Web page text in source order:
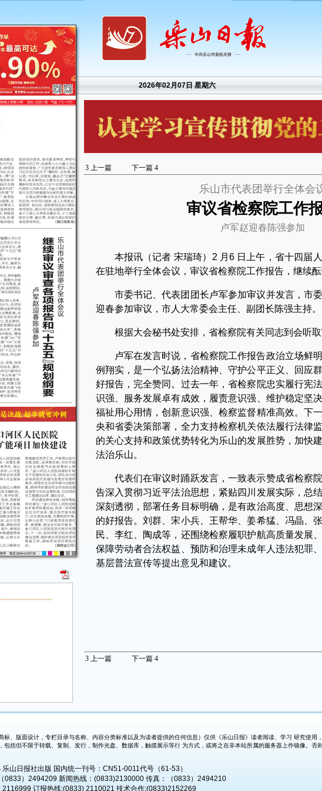
2026年02月07日 星期六
3上一篇 下一篇 4
乐山市代表团举行全体会
审议省检察院工作
卢军赵迎春陈强参加
本报讯（记者 宋瑞琦）2 月6 日上午，省十四届
在驻地举行全体会议，审议省检察院工作报告，继续酝
市委书记、代表团团长卢军参加审议并发言，市
迎春参加审议，市人大常委会主任、副团长陈强主持。
根据大会秘书处安排，省检察院有关同志到会听取
卢军在发言时说，省检察院工作报告政治立场鲜
例翔实，是一个弘扬法治精神、守护公平正义、回应
好报告，完全赞同。过去一年，省检察院忠实履行宪
识强、服务发展卓有成效，履责意识强、维护稳定坚
福祉用心用情，创新意识强、检察监督精准高效。下
央和省委决策部署，全力支持检察机关依法履行法律
的关心支持和政策优势转化为乐山的发展胜势，加快
法治乐山。
代表们在审议时踊跃发言，一致表示赞成省检察
告深入贯彻习近平法治思想，紧贴四川发展实际，总
深刻透彻，部署任务目标明确，是有政治高度、思想
的好报告。刘群、宋小兵、王帮华、姜希猛、冯晶、
民、李红、陶成等，还围绕检察履职护航高质量发展
保障劳动者合法权益、预防和治理未成年人违法犯罪
基层普法宣传等提出意见和建议。
3上一篇 下一篇 4
版面设计，专栏目录与名称、内容分类标准以及为读者提供的任何信息）仅供《乐山日报》读者阅读、学习 研究使用
括但不限于转载、复制、发行，制作光盘、数据库，触摸展示等行 为方式，或将之在非本站所属的服务器上作镜像。否
山日报社出版 国内统一刊号：CN51-0011代号（61-53）
0833）2494209 新闻热线：(0833)2130000 传真：（0833）2494210
2116999 订报热线:(0833) 2110021 技术合作:(0833)2152269